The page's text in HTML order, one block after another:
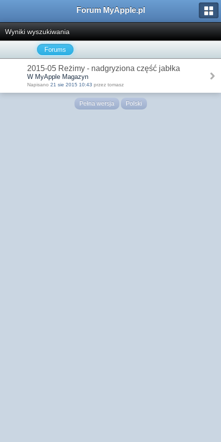
Forum MyApple.pl
Wyniki wyszukiwania
Forums
2015-05 Reżimy - nadgryziona część jabłka
W MyApple Magazyn
Napisano 21 sie 2015 10:43 przez tomasz
Pełna wersja Polski